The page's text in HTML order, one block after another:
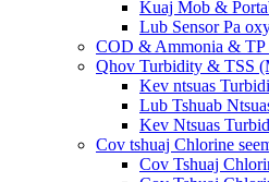
Kuaj Mob &
Lub Sensor Pa
COD & Ammonia &
Qhov Turbidity & TSS
Kev ntsuas
Lub Tshuab
Kev Ntsuas
Cov tshuaj Chlorine
Cov Tshuaj